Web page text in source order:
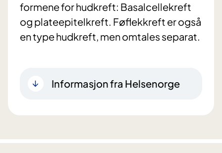
formene for hudkreft: Basalcellekreft
og plateepitelkreft. Føflekkreft er også
en type hudkreft, men omtales separat.
Informasjon fra Helsenorge